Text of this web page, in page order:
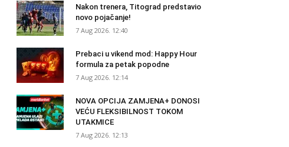
Nakon trenera, Titograd predstavio
novo pojačanje!
7 Aug 2026. 12:40
Prebaci u vikend mod: Happy Hour
formula za petak popodne
7 Aug 2026. 12:14
NOVA OPCIJA ZAMJENA+ DONOSI
VEĆU FLEKSIBILNOST TOKOM
UTAKMICE
7 Aug 2026. 12:13